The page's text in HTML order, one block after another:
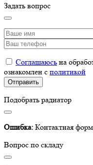
Задать вопрос
Соглашаюсь на
ознакомлен с политикой
Подобрать радиатор
Ошибка: Контактная
Вопрос по складу